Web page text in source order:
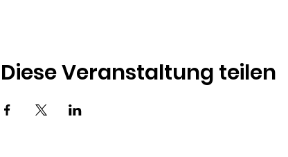
Diese Veranstaltung teilen